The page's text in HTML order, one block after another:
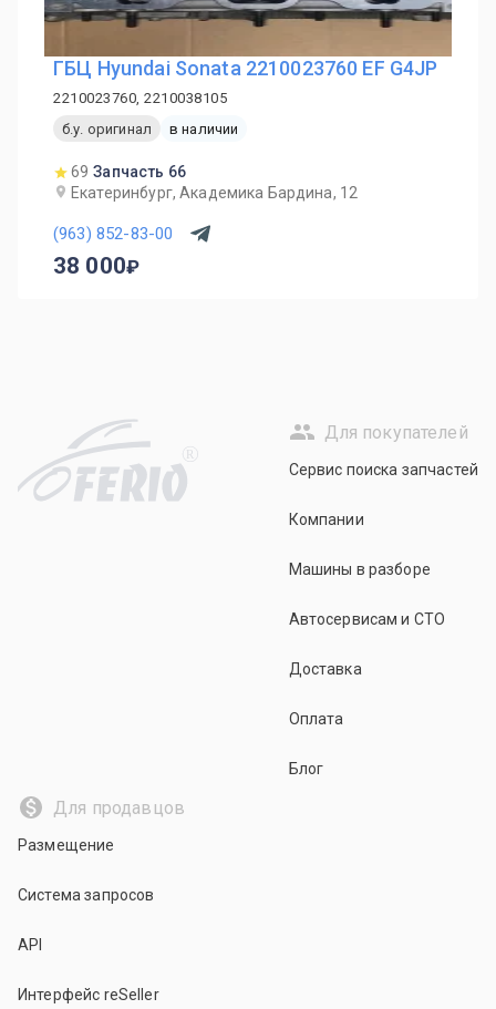
ГБЦ Hyundai Sonata 2210023760 EF G4JP
2210023760, 2210038105
б.у. оригинал
в наличии
69 Запчасть 66
Екатеринбург, Академика Бардина, 12
(963) 852-83-00
38 000
R
Для покупателей
Сервис поиска запчастей
Компании
Машины в разборе
Автосервисам и СТО
Доставка
Оплата
Блог
Для продавцов
Размещение
Система запросов
API
Интерфейс reSeller